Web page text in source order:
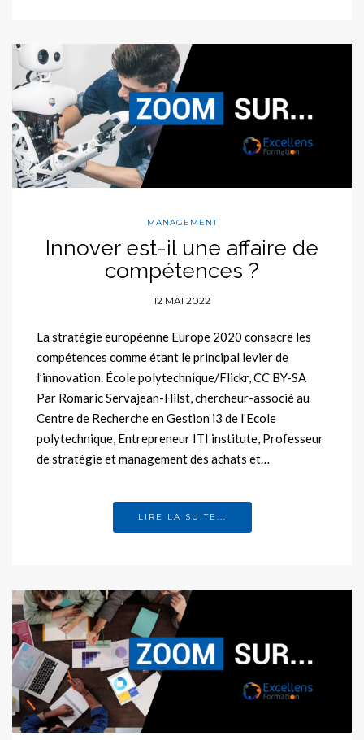
MANAGEMENT
Innover est-il une affaire de
compétences ?
12 MAI 2022
La stratégie européenne Europe 2020 consacre les
compétences comme étant le principal levier de
l’innovation. École polytechnique/Flickr, CC BY-SA
Par Romaric Servajean-Hilst, chercheur-associé au
Centre de Recherche en Gestion i3 de l’Ecole
polytechnique, Entrepreneur ITI institute, Professeur
de stratégie et management des achats et…
LIRE LA SUITE...